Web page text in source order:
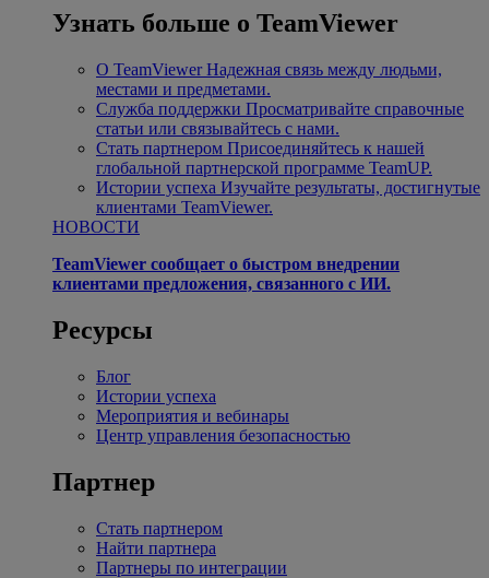
Узнать больше о TeamViewer
О TeamViewer Надежная связь между людьми,
местами и предметами.
Служба поддержки Просматривайте справочные
статьи или связывайтесь с нами.
Стать партнером Присоединяйтесь к нашей
глобальной партнерской программе TeamUP.
Истории успеха Изучайте результаты, достигнутые
клиентами TeamViewer.
НОВОСТИ
TeamViewer сообщает о быстром внедрении
клиентами предложения, связанного с ИИ.
Ресурсы
Блог
Истории успеха
Мероприятия и вебинары
Центр управления безопасностью
Партнер
Стать партнером
Найти партнера
Партнеры по интеграции